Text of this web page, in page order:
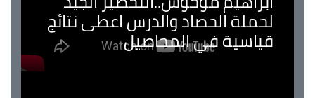
لحملة الحصاد والدرس اعطى نتائج
قياسية في المحاصيل